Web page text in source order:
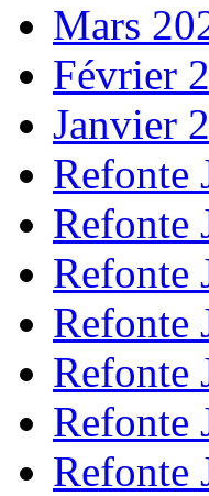
Mars
Février
Janvier
Refonte
Refonte
Refonte
Refonte
Refonte
Refonte
Refonte